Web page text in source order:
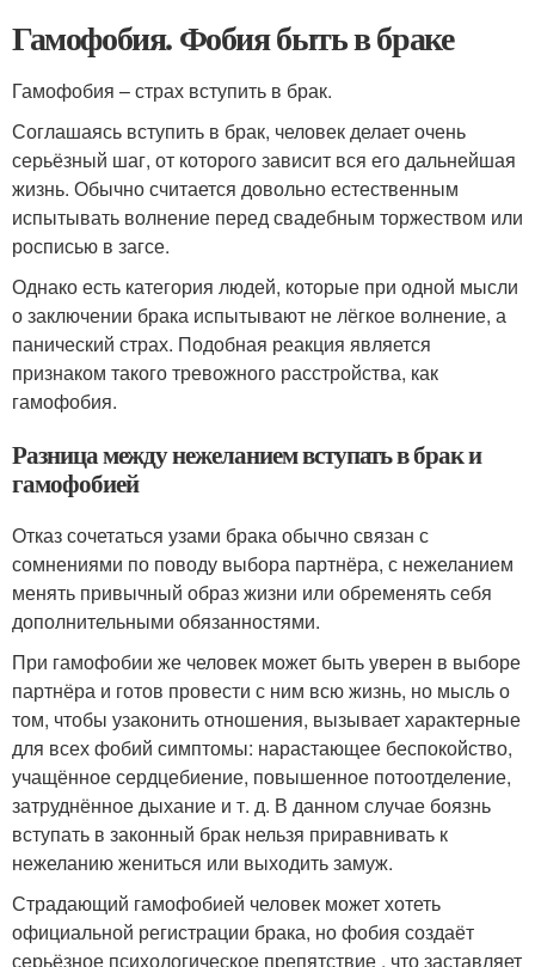
Гамофобия. Фобия быть в браке
Гамофобия – страх вступить в брак.
Соглашаясь вступить в брак, человек делает очень
серьёзный шаг, от которого зависит вся его дальнейшая
жизнь. Обычно считается довольно естественным
испытывать волнение перед свадебным торжеством или
росписью в загсе.
Однако есть категория людей, которые при одной мысли
о заключении брака испытывают не лёгкое волнение, а
панический страх. Подобная реакция является
признаком такого тревожного расстройства, как
гамофобия.
Разница между нежеланием вступать в брак и
гамофобией
Отказ сочетаться узами брака обычно связан с
сомнениями по поводу выбора партнёра, с нежеланием
менять привычный образ жизни или обременять себя
дополнительными обязанностями.
При гамофобии же человек может быть уверен в выборе
партнёра и готов провести с ним всю жизнь, но мысль о
том, чтобы узаконить отношения, вызывает характерные
для всех фобий симптомы: нарастающее беспокойство,
учащённое сердцебиение, повышенное потоотделение,
затруднённое дыхание и т. д. В данном случае боязнь
вступать в законный брак нельзя приравнивать к
нежеланию жениться или выходить замуж.
Страдающий гамофобией человек может хотеть
официальной регистрации брака, но фобия создаёт
серьёзное психологическое препятствие , что заставляет